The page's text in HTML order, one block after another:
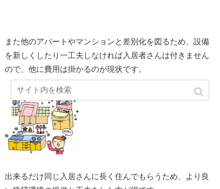
また他のアパートやマンションと差別化を図るため、設備
を新しくしたり一工夫しなければ入居者さんは付きません
ので、他に費用は掛かるのが現状です。
出来るだけ同じ入居さんに長く住んでもらうため、より良